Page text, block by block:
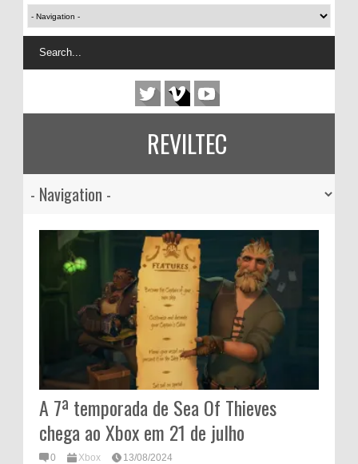
REVILTEC
A 7ª temporada de Sea Of Thieves
chega ao Xbox em 21 de julho
0 Xbox 13/08/2024